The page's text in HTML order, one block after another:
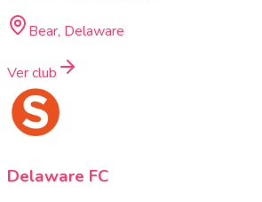
Bear, Delaware
Ver club
Delaware FC